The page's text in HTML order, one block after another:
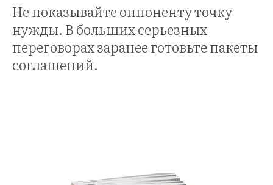
Не показывайте оппоненту точку
нужды. В больших серьезных
переговорах заранее готовьте пакеты
соглашений.